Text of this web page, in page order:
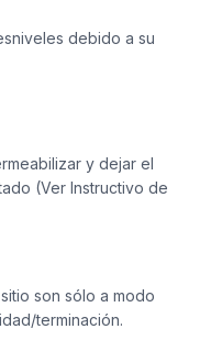
debido a su
y dejar el
(Ver Instructivo de
son sólo a modo
terminación.